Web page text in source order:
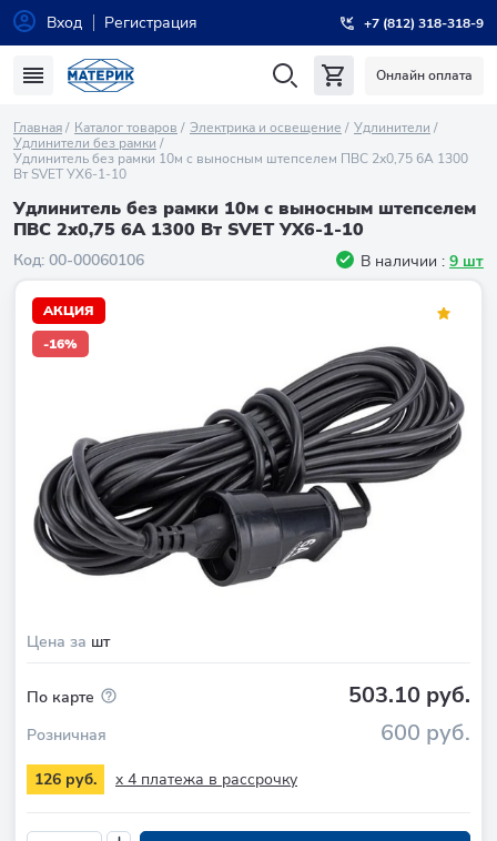
Вход Регистрация +7 (812) 318-318-9
Онлайн оплата
Главная Каталог товаров Электрика и освещение
Удлинители
Удлинители без рамки
Удлинитель без рамки 10м с выносным штепселем ПВС 2х0,75 6A 1300
Вт SVET УХ6-1-10
Удлинитель без рамки 10м с выносным штепселем
ПВС 2х0,75 6A 1300 Вт SVET УХ6-1-10
Код: 00-00060106 В наличии : 9 шт
Цена за шт
АКЦИЯ
-16%
По карте 503.10 руб.
Розничная 600 руб.
126 руб. x 4 платежа в рассрочку